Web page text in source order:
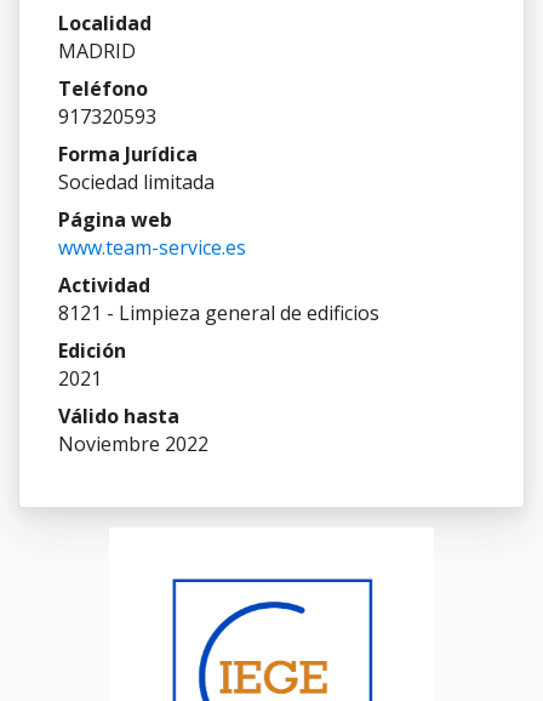
Localidad
MADRID
Teléfono
917320593
Forma Jurídica
Sociedad limitada
Página web
www.team-service.es
Actividad
8121 - Limpieza general de edificios
Edición
2021
Válido hasta
Noviembre 2022